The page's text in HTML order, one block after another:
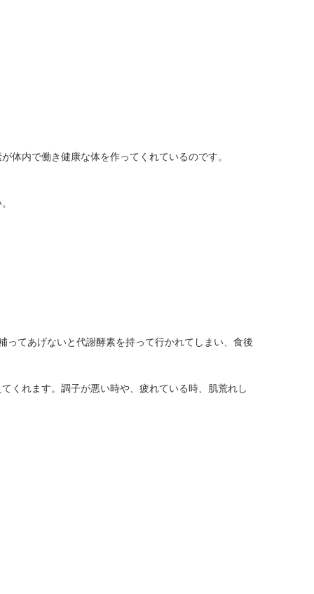
体内で働き健康な体を作ってくれているのです。
てあげないと代謝酵素を持って行かれてしまい、食後
くれます。調子が悪い時や、疲れている時、肌荒れし